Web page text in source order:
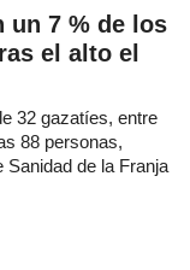
un 7 % de los
el alto el
32 gazatíes, entre
88 personas,
Sanidad de la Franja